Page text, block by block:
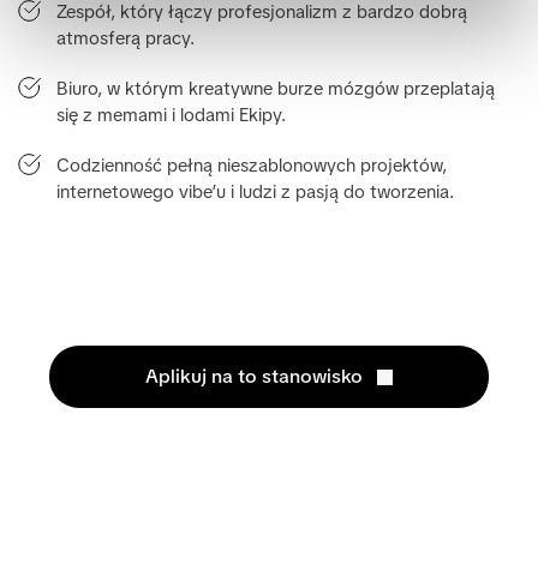
Zespół, który łączy profesjonalizm z bardzo dobrą
atmosferą pracy.
Biuro, w którym kreatywne burze mózgów przeplatają
się z memami i lodami Ekipy.
Codzienność pełną nieszablonowych projektów,
internetowego vibe’u i ludzi z pasją do tworzenia.
Aplikuj na to stanowisko